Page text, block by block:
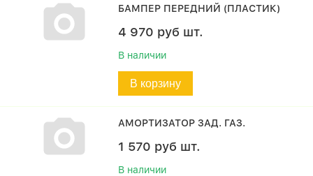
БАМПЕР ПЕРЕДНИЙ (ПЛАСТИК)
4 970 руб шт.
В наличии
В корзину
АМОРТИЗАТОР ЗАД. ГАЗ.
1 570 руб шт.
В наличии